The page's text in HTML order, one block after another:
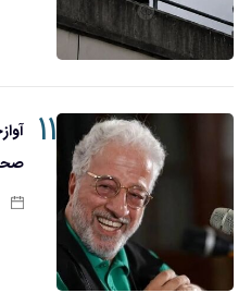
۱۱
آوازخوانی علیرضا خمسه در پشت
صحنه «استخر»/ ویدئو
۱۴۰۵/۰۵/۱۶ ۲۰:۳۹